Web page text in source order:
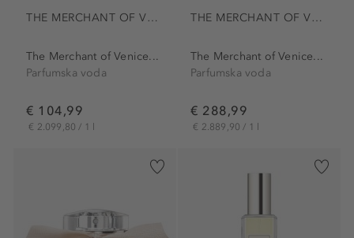
THE MERCHANT OF VENICE
The Merchant of Venice...
Parfumska voda
€ 104,99
€ 2.099,80 / 1 l
THE MERCHANT OF VENICE
The Merchant of Venice...
Parfumska voda
€ 288,99
€ 2.889,90 / 1 l